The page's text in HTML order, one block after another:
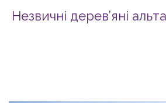
Незвичні дерев’яні